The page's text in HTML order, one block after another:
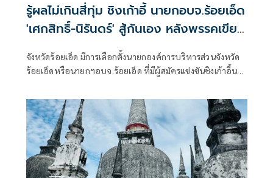
รู้ผลไม่เกินสี่ทุ่ม ชิงเก้าอี้ นายกอบจ.ร้อยเอ็ด
'เศกสิทธิ์-นิรันดร์' สู้กันเอง หลังพรรคเขียว
จังหวัดร้อยเอ็ด มีการเลือกตั้งนายกองค์การบริหารส่วนจังหวัด
ร้อยเอ็ดหรือนายกฯอบจ.ร้อยเอ็ด ที่มีผู้สมัครแข่งขันชิงเก้าอี้นา